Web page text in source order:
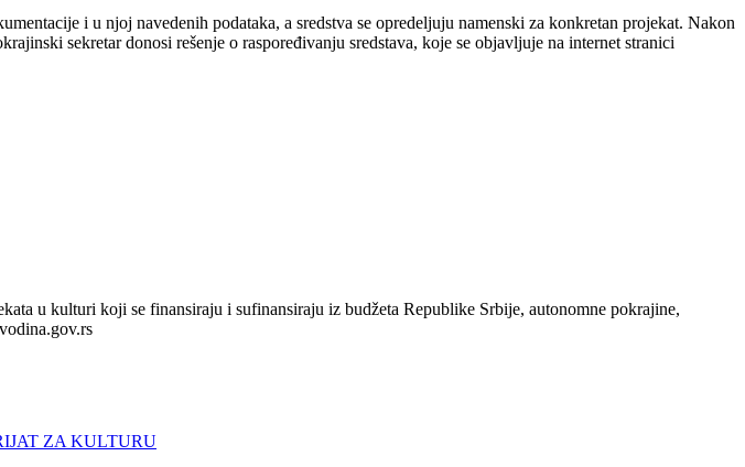
i u njoj navedenih podataka, a sredstva se opredeljuju namenski za konkretan projekat. Nakon
sekretar donosi rešenje o raspoređivanju sredstava, koje se objavljuje na internet stranici
u kulturi koji se finansiraju i sufinansiraju iz budžeta Republike Srbije, autonomne pokrajine,
ZA KULTURU